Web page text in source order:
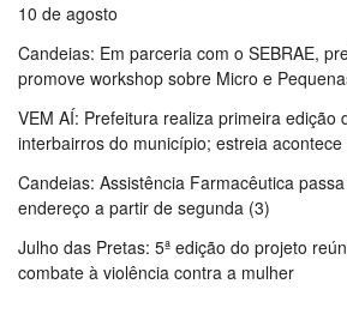
10 de agosto
Candeias: Em parceria com o SEBRAE,
promove workshop sobre Micro e
VEM AÍ: Prefeitura realiza primeira edição
interbairros do município; estreia
Candeias: Assistência Farmacêutica
endereço a partir de segunda (3)
Julho das Pretas: 5ª edição do projeto
combate à violência contra a mulher